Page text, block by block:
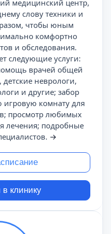
медицинский центр,
слову техники и
чтобы юным
комфортно
и обследования.
следующие услуги:
врачей общей
неврологи,
и другие; забор
игровую комнату для
просмотр любимых
лечения; подробные
→
в клинику